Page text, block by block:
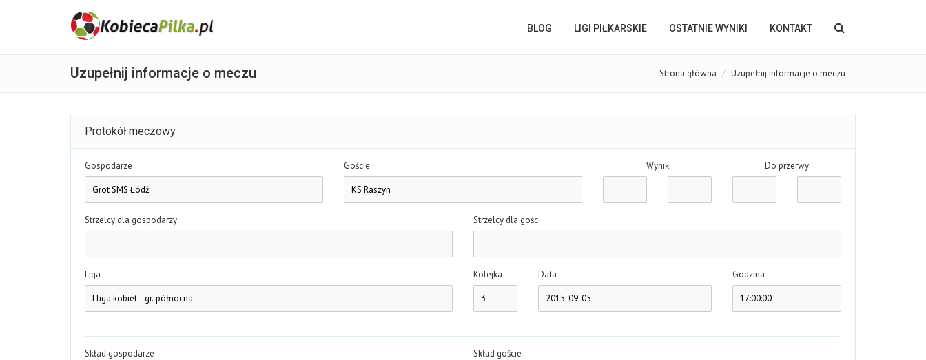
BLOG LIGI PIŁKARSKIE OSTATNIE WYNIKI KONTAKT
Uzupełnij informacje o meczu Strona główna Uzupełnij informacje o meczu
Protokół meczowy
Gospodarze Goście Wynik Do przerwy
Strzelcy dla gospodarzy Strzelcy dla gości
Liga Kolejka Data Godzina
Skład gospodarze Skład goście